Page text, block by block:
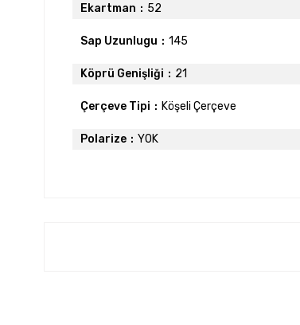
Ekartman 52
Sap Uzunlugu 145
Köprü Genişliği 21
Çerçeve Tipi Köşeli Çerçeve
Polarize YOK